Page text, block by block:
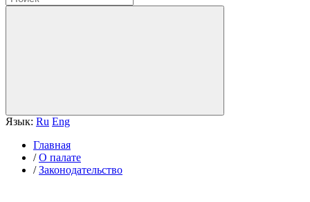
Язык: Ru Eng
Главная
/ О палате
/ Законодательство